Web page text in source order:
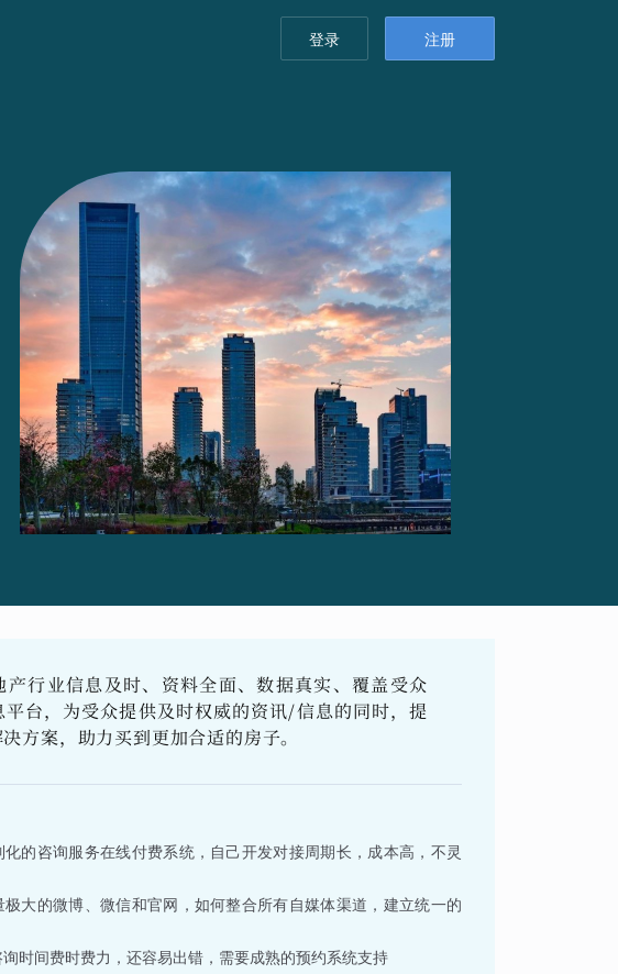
登录 注册
产行业信息及时、资料全面、数据真实、覆盖受众
台，为受众提供及时权威的资讯/信息的同时，提
方案，助力买到更加合适的房子。
化的咨询服务在线付费系统，自己开发对接周期长，成本高，不灵
极大的微博、微信和官网，如何整合所有自媒体渠道，建立统一的
时间费时费力，还容易出错，需要成熟的预约系统支持